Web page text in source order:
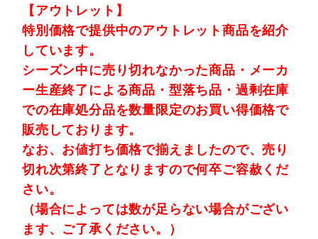
【アウトレット】
特別価格で提供中のアウトレット商品を紹介
しています。
シーズン中に売り切れなかった商品・メーカ
ー生産終了による商品・型落ち品・過剰在庫
での在庫処分品を数量限定のお買い得価格で
販売しております。
なお、お値打ち価格で揃えましたので、売り
切れ次第終了となりますので何卒ご容赦くだ
さい。
（場合によっては数が足らない場合がござい
ます、ご了承ください。）